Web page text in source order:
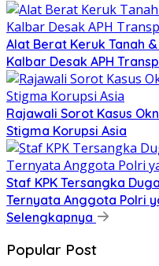
Alat Berat Keruk Tanah
Kalbar Desak APH
Rajawali Sorot Kasus
Stigma Korupsi Asia
Staf KPK Tersangka
Ternyata Anggota Polri
Selengkapnya
Popular Post